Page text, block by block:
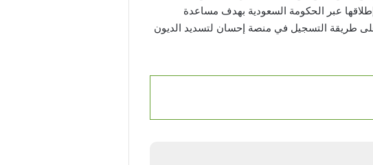
عبر الحكومة السعودية بهدف مساعدة
طريقة التسجيل في منصة إحسان لتسديد الديون